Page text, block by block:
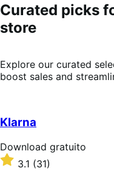
Curated picks
store
Explore our curated
boost sales and
Klarna
Download
gratuito
Download gratuito
Classificado
com
3.1 (31)